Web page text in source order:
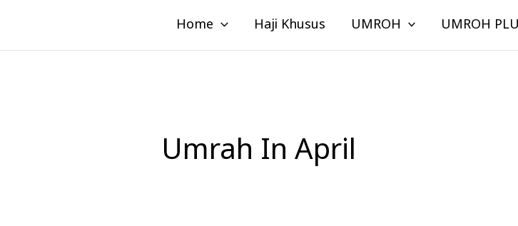
konten
Home Haji Khusus UMROH UMROH
Umrah In April